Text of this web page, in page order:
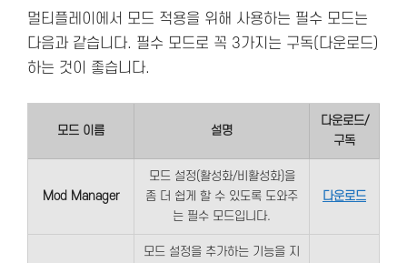
멀티플레이에서 모드 적용을 위해 사용하는 필수 모드는
다음과 같습니다. 필수 모드로 꼭 3가지는 구독(다운로드)
하는 것이 좋습니다.
모드 이름 설명
다운로드/
구독
Mod Manager
모드 설정(활성화/비활성화)을
좀 더 쉽게 할 수 있도록 도와주
는 필수 모드입니다.
다운로드
모드 설정을 추가하는 기능을 지